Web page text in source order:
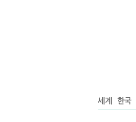
세계 한국